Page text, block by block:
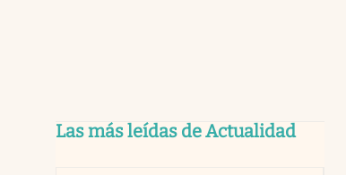
Las más leídas de Actualidad